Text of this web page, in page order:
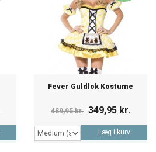
Fever Guldlok Kostume
489,95 kr. 349,95 kr.
Læg i kurv